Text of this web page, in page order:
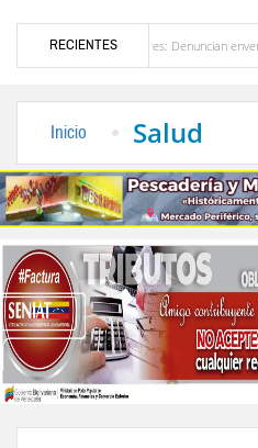
RECIENTES
Bailadores: Denuncian envenenamiento de
Inicio Salud